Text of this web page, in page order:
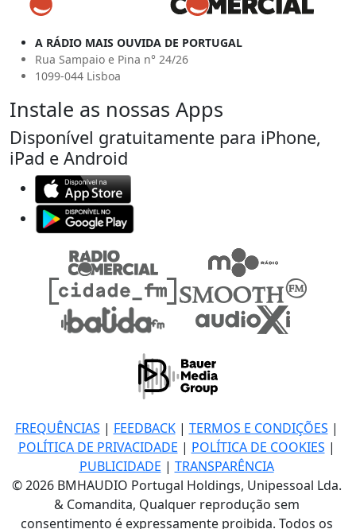
A RÁDIO MAIS OUVIDA DE PORTUGAL
Rua Sampaio e Pina n° 24/26
1099-044 Lisboa
Instale as nossas Apps
Disponível gratuitamente para iPhone,
iPad e Android
FREQUÊNCIAS | FEEDBACK| TERMOS E CONDIÇÕES |
POLÍTICA DE PRIVACIDADE | POLÍTICA DE COOKIES |
PUBLICIDADE | TRANSPARÊNCIA
© 2026 BMHAUDIO Portugal Holdings, Unipessoal Lda.
& Comandita, Qualquer reprodução sem
consentimento é expressamente proibida. Todos os